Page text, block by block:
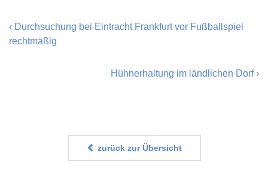
‹ Durchsuchung bei Eintracht Frankfurt vor Fußballspiel
rechtmäßig
Hühnerhaltung im ländlichen Dorf›
zurück zur Übersicht